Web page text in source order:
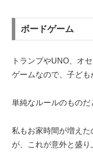
ボードゲーム
トランプやUNO、オ
ゲームなので、子ども
単純なルールのものだ
私もお家時間が増え
が、これが意外と盛り